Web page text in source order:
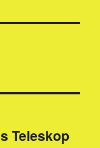
Teleskop